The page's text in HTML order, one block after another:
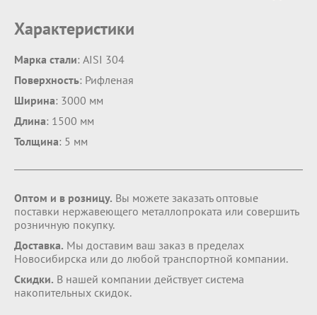
Характеристики
Марка стали: AISI 304
Поверхность: Рифленая
Ширина: 3000 мм
Длина: 1500 мм
Толщина: 5 мм
Оптом и в розницу. Вы можете заказать оптовые
поставки нержавеющего металлопроката или совершить
розничную покупку.
Доставка. Мы доставим ваш заказ в пределах
Новосибирска или до любой транспортной компании.
Скидки. В нашей компании действует система
накопительных скидок.